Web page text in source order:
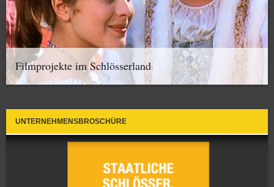
Filmprojekte im Schlösserland
UNTERNEHMENSBROSCHÜRE